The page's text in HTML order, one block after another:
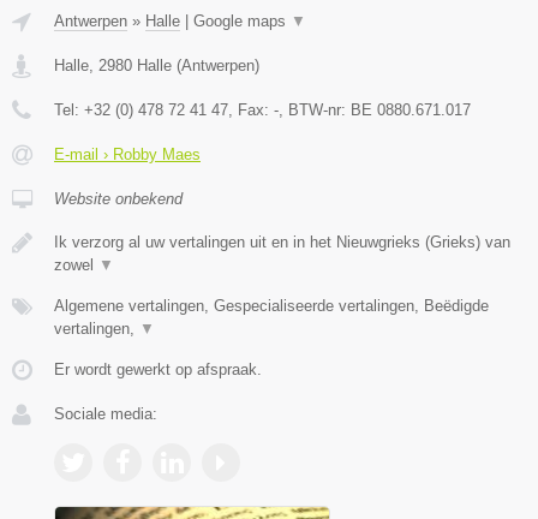
Antwerpen » Halle | Google maps ▼
Halle 2980 Halle (Antwerpen)
Tel: +32 (0) 478 72 41 47 , Fax: - , BTW-nr: BE 0880.671.017
E-mail › Robby Maes
Website onbekend
Ik verzorg al uw vertalingen uit en in het Nieuwgrieks (Grieks) van
zowel ▼
Algemene vertalingen, Gespecialiseerde vertalingen, Beëdigde
vertalingen,
▼
Er wordt gewerkt op afspraak.
Sociale media: